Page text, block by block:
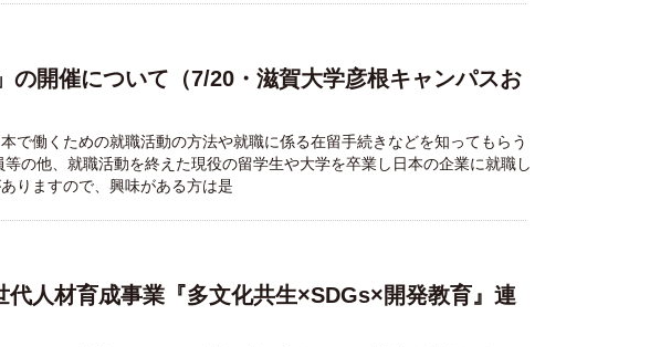
の開催について（7/20・滋賀大学彦根キャンパスお
で働くための就職活動の方法や就職に係る在留手続きなどを知ってもらう
の他、就職活動を終えた現役の留学生や大学を卒業し日本の企業に就職し
りますので、興味がある方は是
代人材育成事業『多文化共生×SDGs×開発教育』連